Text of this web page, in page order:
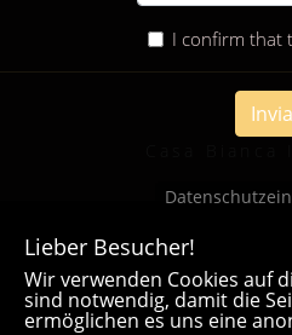
I confirm that
Invia
Lieber Besucher!
Wir verwenden Cookies auf
sind notwendig, damit die
ermöglichen es uns eine